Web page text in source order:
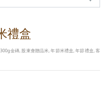
禮盒
金磚, 股東會贈品米, 年節米禮盒, 年節禮盒, 客